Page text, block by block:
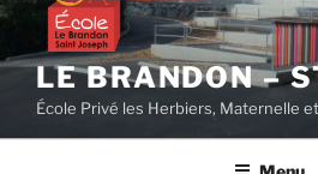
contenu
principal
LE BRANDON –
École Privé les Herbiers, Maternelle